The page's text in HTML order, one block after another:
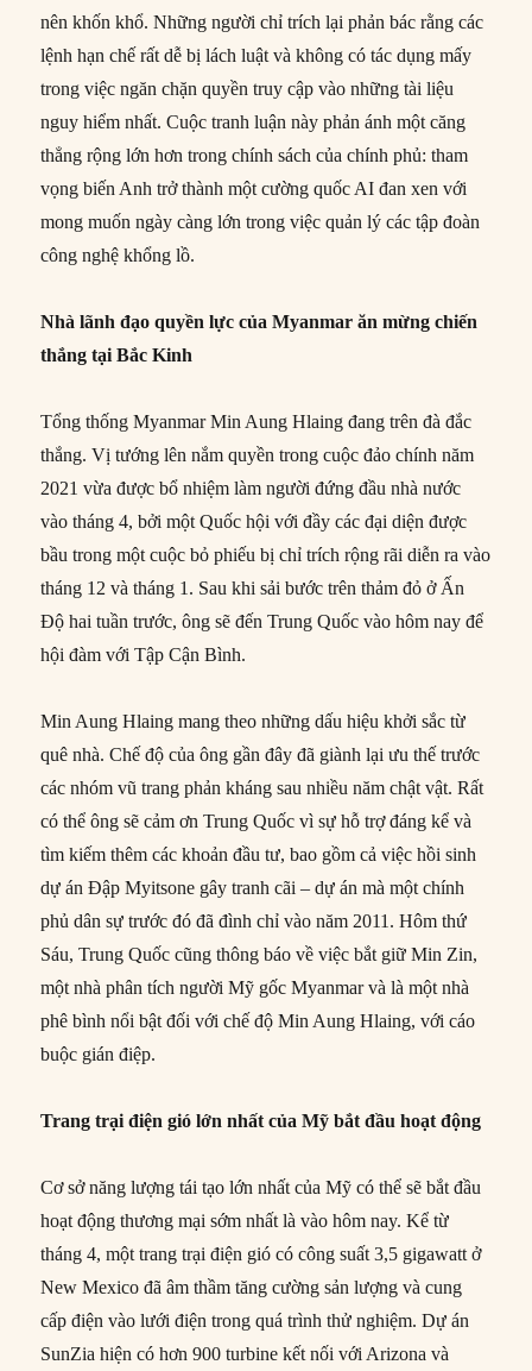
nên khốn khổ. Những người chỉ trích lại phản bác rằng các
lệnh hạn chế rất dễ bị lách luật và không có tác dụng mấy
trong việc ngăn chặn quyền truy cập vào những tài liệu
nguy hiểm nhất. Cuộc tranh luận này phản ánh một căng
thẳng rộng lớn hơn trong chính sách của chính phủ: tham
vọng biến Anh trở thành một cường quốc AI đan xen với
mong muốn ngày càng lớn trong việc quản lý các tập đoàn
công nghệ khổng lồ.
Nhà lãnh đạo quyền lực của Myanmar ăn mừng chiến
thắng tại Bắc Kinh
Tổng thống Myanmar Min Aung Hlaing đang trên đà đắc
thắng. Vị tướng lên nắm quyền trong cuộc đảo chính năm
2021 vừa được bổ nhiệm làm người đứng đầu nhà nước
vào tháng 4, bởi một Quốc hội với đầy các đại diện được
bầu trong một cuộc bỏ phiếu bị chỉ trích rộng rãi diễn ra vào
tháng 12 và tháng 1. Sau khi sải bước trên thảm đỏ ở Ấn
Độ hai tuần trước, ông sẽ đến Trung Quốc vào hôm nay để
hội đàm với Tập Cận Bình.
Min Aung Hlaing mang theo những dấu hiệu khởi sắc từ
quê nhà. Chế độ của ông gần đây đã giành lại ưu thế trước
các nhóm vũ trang phản kháng sau nhiều năm chật vật. Rất
có thể ông sẽ cảm ơn Trung Quốc vì sự hỗ trợ đáng kể và
tìm kiếm thêm các khoản đầu tư, bao gồm cả việc hồi sinh
dự án Đập Myitsone gây tranh cãi – dự án mà một chính
phủ dân sự trước đó đã đình chỉ vào năm 2011. Hôm thứ
Sáu, Trung Quốc cũng thông báo về việc bắt giữ Min Zin,
một nhà phân tích người Mỹ gốc Myanmar và là một nhà
phê bình nổi bật đối với chế độ Min Aung Hlaing, với cáo
buộc gián điệp.
Trang trại điện gió lớn nhất của Mỹ bắt đầu hoạt động
Cơ sở năng lượng tái tạo lớn nhất của Mỹ có thể sẽ bắt đầu
hoạt động thương mại sớm nhất là vào hôm nay. Kể từ
tháng 4, một trang trại điện gió có công suất 3,5 gigawatt ở
New Mexico đã âm thầm tăng cường sản lượng và cung
cấp điện vào lưới điện trong quá trình thử nghiệm. Dự án
SunZia hiện có hơn 900 turbine kết nối với Arizona và